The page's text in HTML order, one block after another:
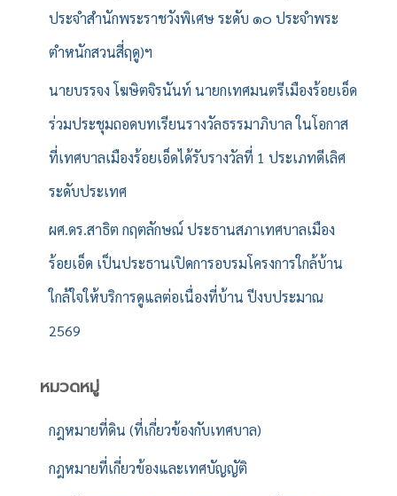
ประจำสำนักพระราชวังพิเศษ ระดับ ๑๐ ประจำพระ
ตำหนักสวนสี่ฤดู)ฯ
นายบรรจง โฆษิตจิรนันท์ นายกเทศมนตรีเมืองร้อยเอ็ด
ร่วมประชุมถอดบทเรียนรางวัลธรรมาภิบาล ในโอกาส
ที่เทศบาลเมืองร้อยเอ็ดได้รับรางวัลที่ 1 ประเภทดีเลิศ
ระดับประเทศ
ผศ.ดร.สาธิต กฤตลักษณ์ ประธานสภาเทศบาลเมือง
ร้อยเอ็ด เป็นประธานเปิดการอบรมโครงการใกล้บ้าน
ใกล้ใจให้บริการดูแลต่อเนื่องที่บ้าน ปีงบประมาณ
2569
หมวดหมู่
กฎหมายที่ดิน (ที่เกี่ยวข้องกับเทศบาล)
กฎหมายที่เกี่ยวข้องและเทศบัญญัติ